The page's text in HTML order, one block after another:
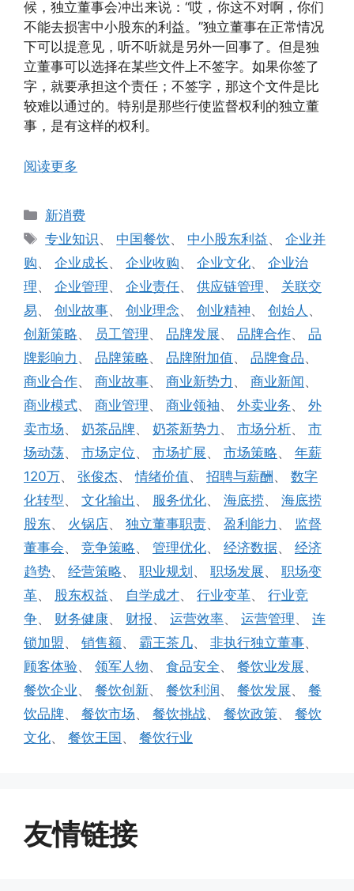
候，独立董事会冲出来说：“哎，你这不对啊，你们
不能去损害中小股东的利益。”独立董事在正常情况
下可以提意见，听不听就是另外一回事了。但是独
立董事可以选择在某些文件上不签字。如果你签了
字，就要承担这个责任；不签字，那这个文件是比
较难以通过的。特别是那些行使监督权利的独立董
事，是有这样的权利。
阅读更多
分
类
新消费
标
专业知识 、 中国餐饮、 中小股东利益、企业并
购、 企业成长、 企业收购、 企业文化、 企业治
理、 企业管理、 企业责任、 供应链管理、 关联交
易、 创业故事、 创业理念、 创业精神、 创始人 、
创新策略、 员工管理、 品牌发展、 品牌合作、 品
牌影响力 、 品牌策略、 品牌附加值、 品牌食品、
商业合作、 商业故事、 商业新势力 、 商业新闻、
商业模式、 商业管理、 商业领袖、 外卖业务、 外
卖市场、 奶茶品牌、 奶茶新势力 、 市场分析、 市
场动荡、 市场定位、 市场扩展、 市场策略、 年薪
120万、 张俊杰、情绪价值、 招聘与薪酬、 数字
化转型、 文化输出 、 服务优化、 海底捞、 海底捞
股东、 火锅店、 独立董事职责、 盈利能力 、 监督
董事会、 竞争策略、 管理优化、 经济数据、 经济
趋势、 经营策略、 职业规划、 职场发展、 职场变
革、 股东权益、 自学成才、 行业变革、 行业竞
争、 财务健康、 财报、 运营效率、 运营管理、 连
锁加盟 、 销售额、 霸王茶几、 非执行独立董事、
顾客体验、 领军人物、 食品安全、 餐饮业发展、
餐饮企业、 餐饮创新、 餐饮利润、 餐饮发展、 餐
饮品牌、 餐饮市场、 餐饮挑战、 餐饮政策、 餐饮
文化、 餐饮王国、 餐饮行业
友情链接